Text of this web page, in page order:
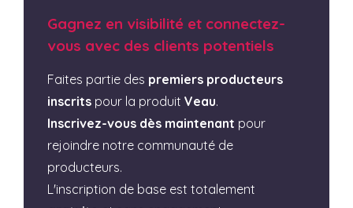
Gagnez en visibilité et connectez-
vous avec des clients potentiels
Faites partie des premiers producteurs
inscrits pour la produit Veau.
Inscrivez-vous dès maintenant pour
rejoindre notre communauté de
producteurs.
L'inscription de base est totalement